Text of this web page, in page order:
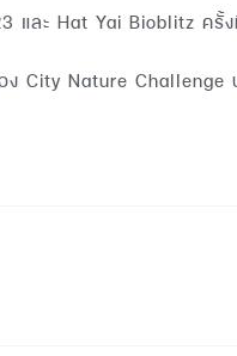
และ Hat Yai Bioblitz ครั้
ง City Nature